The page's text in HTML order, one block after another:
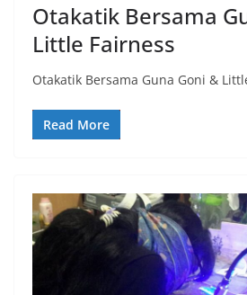
Otakatik Bersama
Little Fairness
Otakatik Bersama Guna Goni &
Read More